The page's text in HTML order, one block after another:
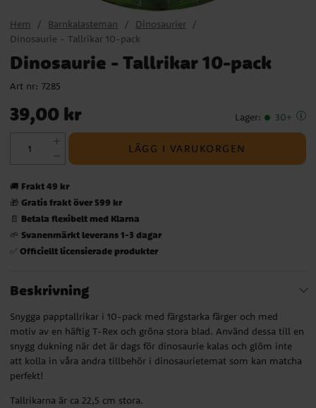
Hem Barnkalasteman
Dinosaurier
Dinosaurie - Tallrikar 10-pack
Dinosaurie - Tallrikar 10-pack
Art nr: 7285
Pris: 39,00 kr
39,00 kr Lager: 30+
LÄGG I VARUKORGEN
🚚 Frakt 49 kr
🎁 Gratis frakt över 599 kr
📄 Betala flexibelt med Klarna
🌱 Svanenmärkt leverans 1-3 dagar
✅ Officiellt licensierade produkter
Beskrivning
Snygga papptallrikar i 10-pack med färgstarka färger och med
motiv av en häftig T-Rex och gröna stora blad. Använd dessa till en
snygg dukning när det är dags för dinosaurie kalas och glöm inte
att kolla in våra andra tillbehör i dinosaurietemat som kan matcha
perfekt!
Tallrikarna är ca 22,5 cm stora.